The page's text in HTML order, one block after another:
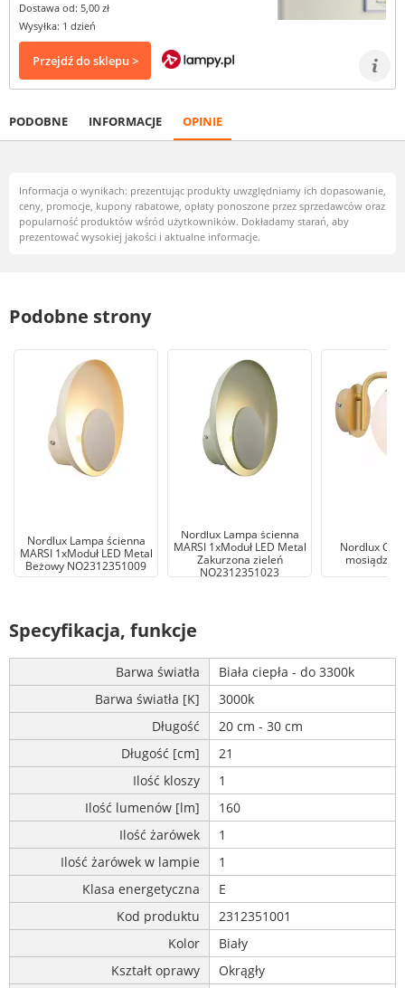
Dostawa od: 5,00 zł
Wysyłka: 1 dzień
Przejdź do sklepu >
PODOBNE INFORMACJE OPINIE
Informacja o wynikach: prezentując produkty uwzględniamy ich dopasowanie,
ceny, promocje, kupony rabatowe, opłaty ponoszone przez sprzedawców oraz
popularność produktów wśród użytkowników. Dokładamy starań, aby
prezentować wysokiej jakości i aktualne informacje.
Podobne strony
Nordlux Lampa ścienna
MARSI 1xModuł LED Metal
Beżowy NO2312351009
Nordlux Lampa ścienna
MARSI 1xModuł LED Metal
Zakurzona zieleń
NO2312351023
Nordlux
mosiądz
Specyfikacja, funkcje
Barwa światła
Biała ciepła - do 3300k
Barwa światła [K]
3000k
Długość
20 cm - 30 cm
Długość [cm]
21
Ilość kloszy
1
Ilość lumenów [lm]
160
Ilość żarówek
1
Ilość żarówek w lampie
1
Klasa energetyczna
E
Kod produktu
2312351001
Kolor
Biały
Kształt oprawy
Okrągły